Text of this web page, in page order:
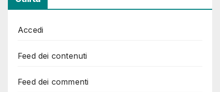
Accedi
Feed dei contenuti
Feed dei commenti